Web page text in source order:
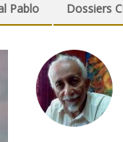
Pablo Dossiers